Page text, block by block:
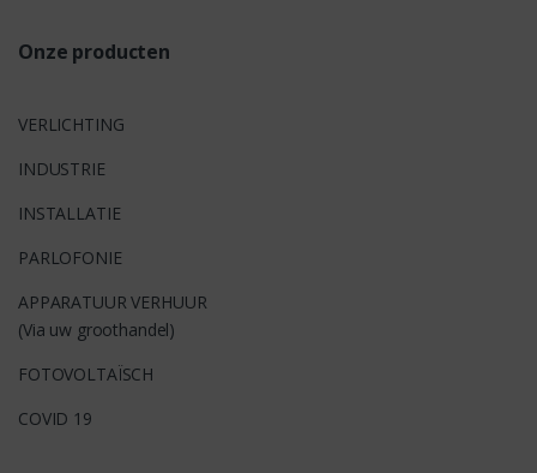
Onze producten
VERLICHTING
INDUSTRIE
INSTALLATIE
PARLOFONIE
APPARATUUR VERHUUR
(Via uw groothandel)
FOTOVOLTAÏSCH
COVID 19